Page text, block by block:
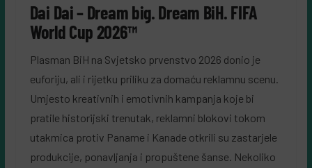
Dai Dai – Dream big. Dream BiH. FIFA
World Cup 2026™
Plasman BiH na Svjetsko prvenstvo 2026 donio je
euforiju, ali i rijetku priliku za domaću reklamnu scenu.
Umjesto kreativnih i emotivnih kampanja koje bi
pratile historijski trenutak, reklamni blokovi tokom
utakmica protiv Paname i Kanade otkrili su zastarjele
produkcije, ponavljanja i propuštene šanse. Nekoliko